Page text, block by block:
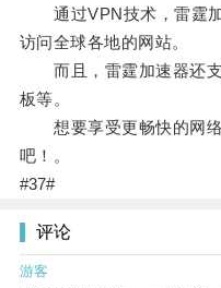
通过VPN技术，雷霆加
访问全球各地的网站。
而且，雷霆加速器还支
板等。
想要享受更畅快的网络
吧！。
#37#
评论
游客